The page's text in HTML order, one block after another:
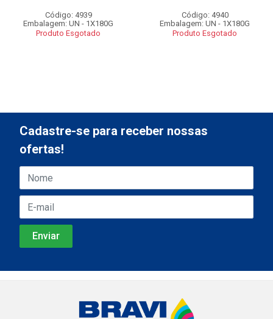
Código: 4939
Embalagem: UN - 1X180G
Produto Esgotado
Código: 4940
Embalagem: UN - 1X180G
Produto Esgotado
Cadastre-se para receber nossas
ofertas!